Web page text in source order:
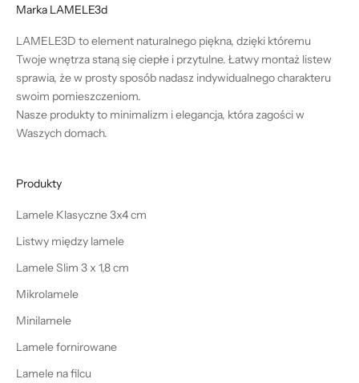
Marka LAMELE3d
LAMELE3D to element naturalnego piękna, dzięki któremu
Twoje wnętrza staną się ciepłe i przytulne. Łatwy montaż listew
sprawia, że w prosty sposób nadasz indywidualnego charakteru
swoim pomieszczeniom.
Nasze produkty to minimalizm i elegancja, która zagości w
Waszych domach.
Produkty
Lamele Klasyczne 3x4 cm
Listwy między lamele
Lamele Slim 3 x 1,8 cm
Mikrolamele
Minilamele
Lamele fornirowane
Lamele na filcu